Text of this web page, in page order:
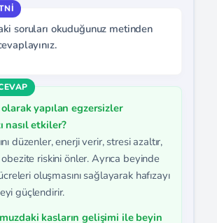
soruları okuduğunuz metinden
yapılan egzersizler
nasıl etkiler?
düzenler, enerji verir, stresi azaltır,
riskini önler. Ayrıca beyinde
oluşmasını sağlayarak hafızayı
güçlendirir.
kasların gelişimi ile beyin